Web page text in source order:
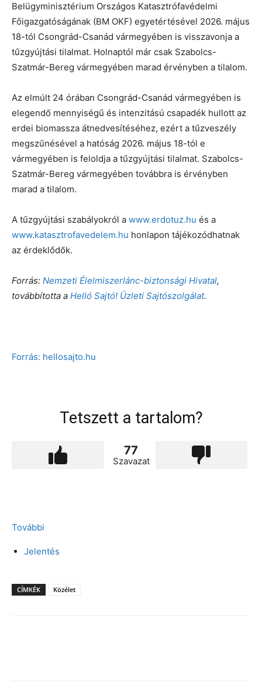
Belügyminisztérium Országos Katasztrófavédelmi
Főigazgatóságának (BM OKF) egyetértésével 2026. május
18-tól Csongrád-Csanád vármegyében is visszavonja a
tűzgyújtási tilalmat. Holnaptól már csak Szabolcs-
Szatmár-Bereg vármegyében marad érvényben a tilalom.
Az elmúlt 24 órában Csongrád-Csanád vármegyében is
elegendő mennyiségű és intenzitású csapadék hullott az
erdei biomassza átnedvesítéséhez, ezért a tűzveszély
megszűnésével a hatóság 2026. május 18-tól e
vármegyében is feloldja a tűzgyújtási tilalmat. Szabolcs-
Szatmár-Bereg vármegyében továbbra is érvényben
marad a tilalom.
A tűzgyújtási szabályokról a www.erdotuz.hu és a
www.katasztrofavedelem.hu honlapon tájékozódhatnak
az érdeklődők.
Forrás: Nemzeti Élelmiszerlánc-biztonsági Hivatal,
továbbította a Helló Sajtó! Üzleti Sajtószolgálat.
Forrás: hellosajto.hu
Tetszett a tartalom?
77
Szavazat
További
Jelentés
CÍMKÉK Közélet